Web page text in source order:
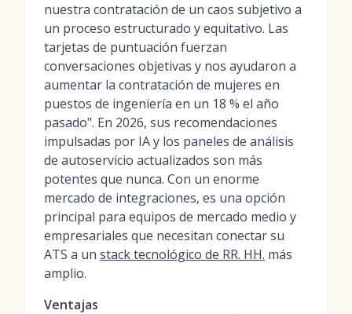
nuestra contratación de un caos subjetivo a
un proceso estructurado y equitativo. Las
tarjetas de puntuación fuerzan
conversaciones objetivas y nos ayudaron a
aumentar la contratación de mujeres en
puestos de ingeniería en un 18 % el año
pasado". En 2026, sus recomendaciones
impulsadas por IA y los paneles de análisis
de autoservicio actualizados son más
potentes que nunca. Con un enorme
mercado de integraciones, es una opción
principal para equipos de mercado medio y
empresariales que necesitan conectar su
ATS a un stack tecnológico de RR. HH. más
amplio.
Ventajas